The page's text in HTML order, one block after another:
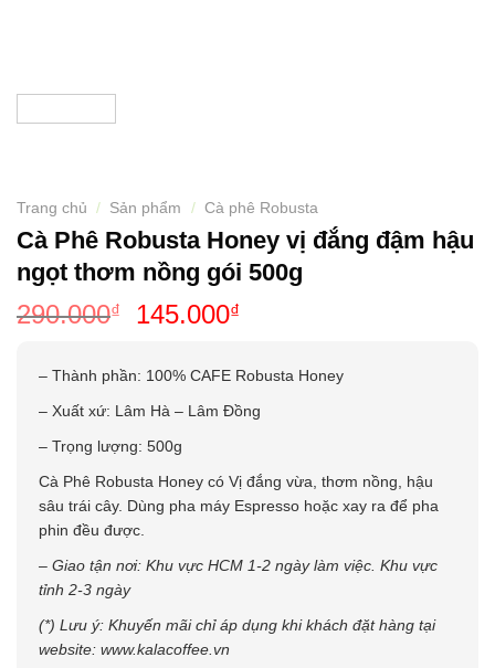
Trang chủ / Sản phẩm / Cà phê Robusta
Cà Phê Robusta Honey vị đắng đậm hậu
ngọt thơm nồng gói 500g
290.000₫
Giá
là:
145.000₫
tại
145.000₫.
– Thành phần: 100% CAFE Robusta Honey
– Xuất xứ: Lâm Hà – Lâm Đồng
– Trọng lượng: 500g
Cà Phê Robusta Honey có Vị đắng vừa, thơm nồng, hậu
sâu trái cây. Dùng pha máy Espresso hoặc xay ra để pha
phin đều được.
– Giao tận nơi: Khu vực HCM 1-2 ngày làm việc. Khu vực
tỉnh 2-3 ngày
(*) Lưu ý: Khuyến mãi chỉ áp dụng khi khách đặt hàng tại
website: www.kalacoffee.vn